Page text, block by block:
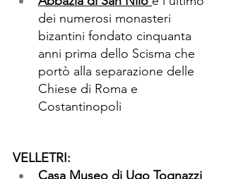
dei numerosi monasteri
bizantini fondato cinquanta
anni prima dello Scisma che
portò alla separazione delle
Chiese di Roma e
Costantinopoli
VELLETRI:
Casa Museo di Ugo Tognazzi